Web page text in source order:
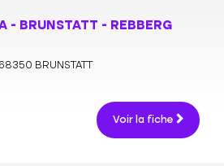
- BRUNSTATT - REBBERG
68350 BRUNSTATT
Voir la fiche